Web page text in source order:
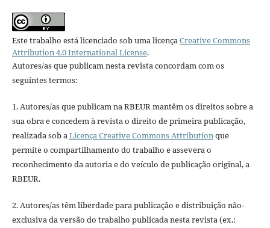
Este trabalho está licenciado sob uma licençaCreative Commons
Attribution 4.0 International License.
Autores/as que publicam nesta revista concordam com os
seguintes termos:
1. Autores/as que publicam na RBEUR mantêm os direitos sobre a
sua obra e concedem à revista o direito de primeira publicação,
realizada sob aLicença Creative Commons Attributionque
permite o compartilhamento do trabalho e assevera o
reconhecimento da autoria e do veículo de publicação original, a
RBEUR.
2. Autores/as têm liberdade para publicação e distribuição não-
exclusiva da versão do trabalho publicada nesta revista (ex.: